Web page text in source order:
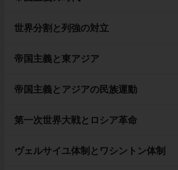
世界分割と列強の対立
帝国主義と東アジア
帝国主義とアジアの民族運動
第一次世界大戦とロシア革命
ヴェルサイユ体制とワシントン体制